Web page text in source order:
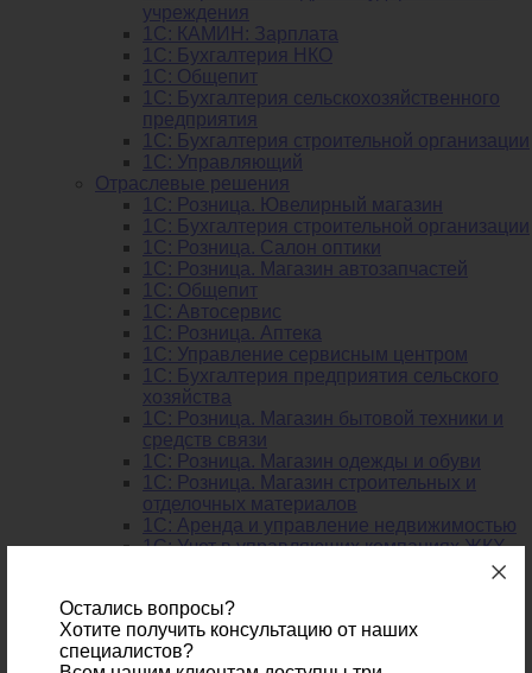
учреждения
1C: КАМИН: Зарплата
1C: Бухгалтерия НКО
1С: Общепит
1С: Бухгалтерия сельскохозяйст­венного
предприятия
1С: Бухгалтерия строительной организации
1С: Управляющий
Отраслевые решения
1С: Розница. Ювелирный магазин
1С: Бухгалтерия строительной организации
1С: Розница. Салон оптики
1С: Розница. Магазин автозапчастей
1C: Общепит
1С: Автосервис
1С: Розница. Аптека
1С: Управление сервисным центром
1С: Бухгалтерия предприятия сельского
хозяйства
1С: Розница. Магазин бытовой техники и
средств связи
1С: Розница. Магазин одежды и обуви
1С: Розница. Магазин строительных и
отделочных материалов
1С: Аренда и управление недвижимостью
1C: Учет в управляющих компаниях ЖКХ,
1С:Отчетность
1С:Отчетность
Разработка 1С
Остались вопросы?
Хотите получить консультацию от наших
специалистов?